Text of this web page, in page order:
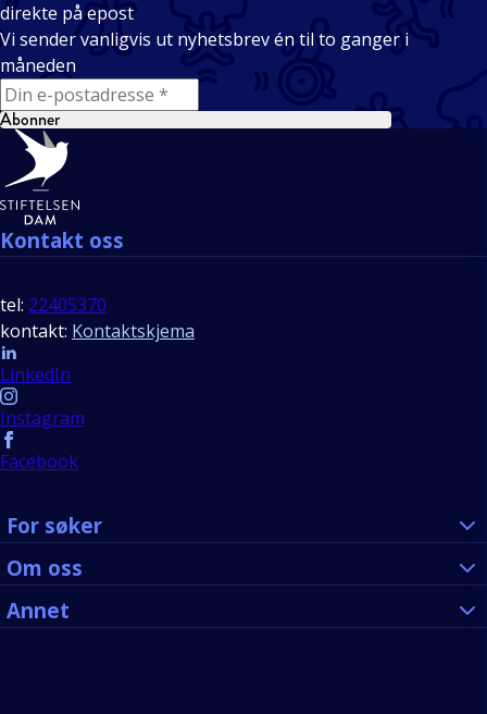
direkte på epost
Vi sender vanligvis ut nyhetsbrev én til to ganger i
måneden
E-mail
Abonner
Bunntekst
Kontakt oss
tel: 22405370
kontakt: Kontaktskjema
Follow us
LinkedIn
Instagram
Facebook
For søker
Om oss
Annet